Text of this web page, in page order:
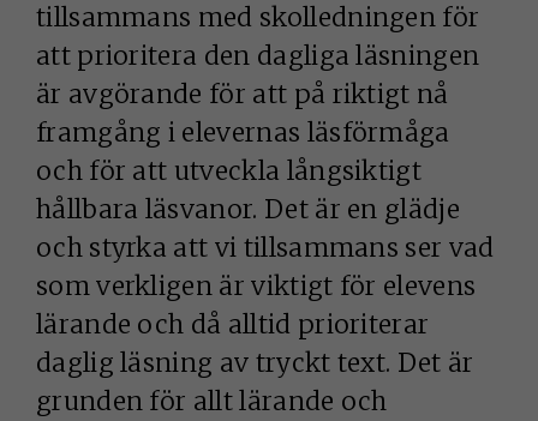
tillsammans med skolledningen för
att prioritera den dagliga läsningen
är avgörande för att på riktigt nå
framgång i elevernas läsförmåga
och för att utveckla långsiktigt
hållbara läsvanor. Det är en glädje
och styrka att vi tillsammans ser vad
som verkligen är viktigt för elevens
lärande och då alltid prioriterar
daglig läsning av tryckt text. Det är
grunden för allt lärande och
NÖDVÄNDIGA
KAKOR
Nödvändiga
kakor aktiverar
de
grundläggande
funktionerna